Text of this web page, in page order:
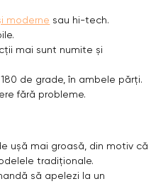
moderne sau hi-tech.
mai sunt numite și
de grade, în ambele părți.
fără probleme.
ușă mai groasă, din motiv că
tradiționale.
să apelezi la un